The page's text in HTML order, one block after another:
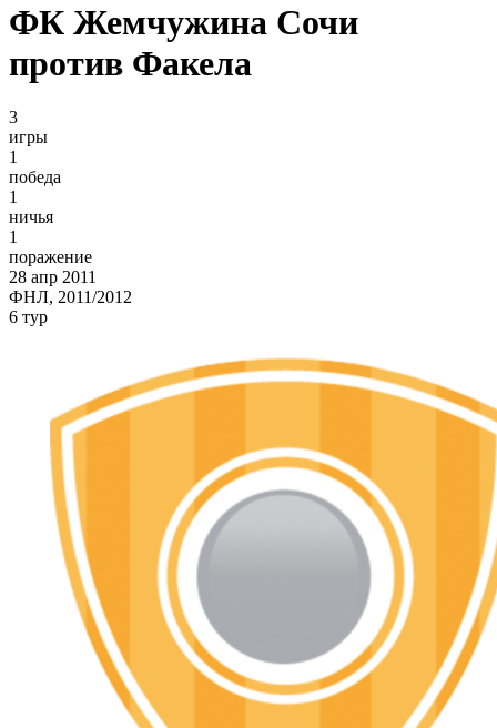
ФК Жемчужина Сочи
против Факела
3
игры
1
победа
1
ничья
1
поражение
28 апр 2011
ФНЛ, 2011/2012
6 тур